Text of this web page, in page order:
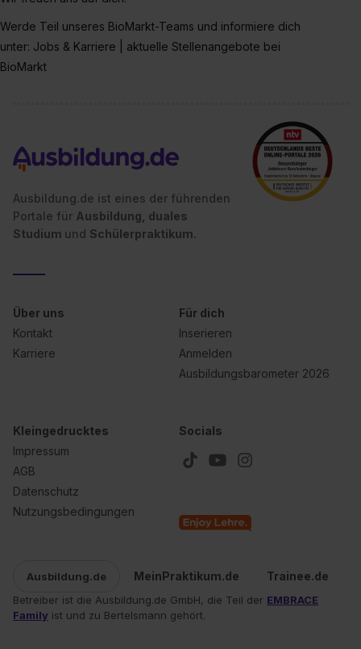
Werde Teil unseres BioMarkt-Teams und informiere dich
unter: Jobs & Karriere | aktuelle Stellenangebote bei
BioMarkt
Ausbildung.de ist eines der führenden
Portale für Ausbildung, duales
Studium und Schülerpraktikum.
Über uns
Kontakt
Karriere
Für dich
Inserieren
Anmelden
Ausbildungsbarometer 2026
Kleingedrucktes
Impressum
AGB
Datenschutz
Nutzungsbedingungen
Socials
Ausbildung.de MeinPraktikum.de Trainee.de
Betreiber ist die Ausbildung.de GmbH, die Teil der EMBRACE
Family ist und zu Bertelsmann gehört.